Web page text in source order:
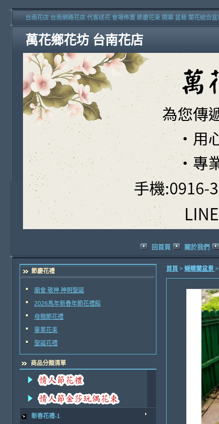
萬花鄉花坊 台南花店
台南花店 台南網路花店 代客送花 會場佈置 節慶花束 開幕 盆栽 蘭花組合
回首頁 關於我們
節慶花禮
廟會 敬神 神明聖誕
2026馬年新春年節花禮館
母親節花禮
畢業花束
聖誕花禮
商品分類清單
新春花禮-1
首頁 > 蝴蝶蘭盆景